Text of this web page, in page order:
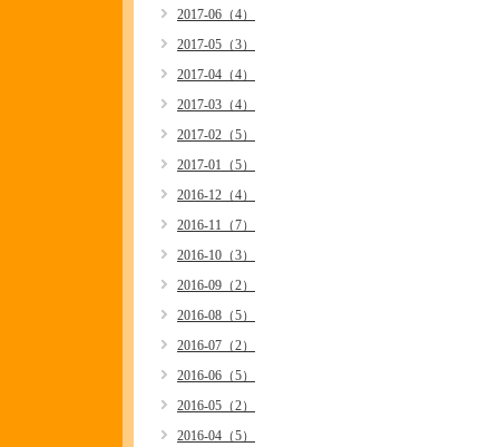
2017-06（4）
2017-05（3）
2017-04（4）
2017-03（4）
2017-02（5）
2017-01（5）
2016-12（4）
2016-11（7）
2016-10（3）
2016-09（2）
2016-08（5）
2016-07（2）
2016-06（5）
2016-05（2）
2016-04（5）